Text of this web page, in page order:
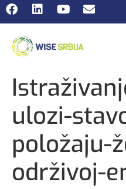
ulozi-
položaju-
održivoj-